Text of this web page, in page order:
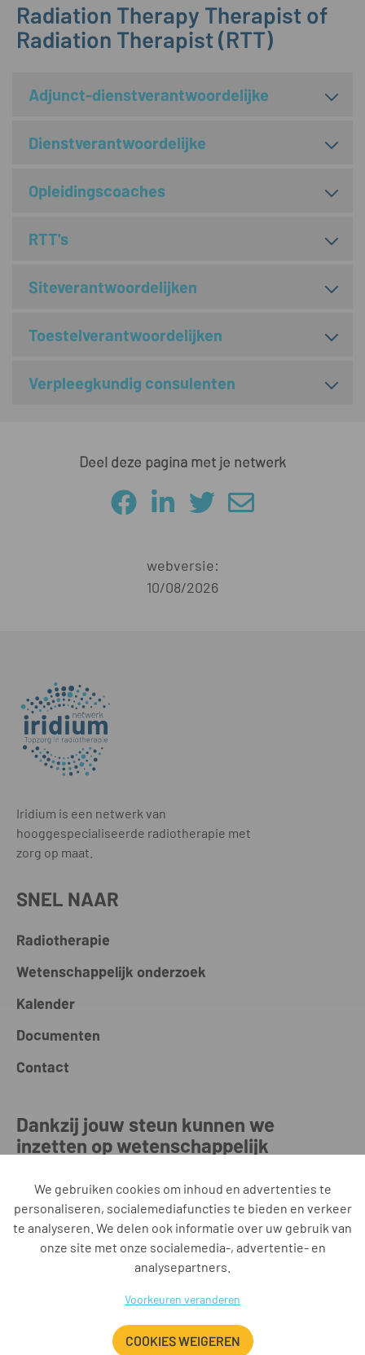
Radiation Therapy Therapist of
Radiation Therapist (RTT)
Adjunct-dienstverantwoordelijke
Dienstverantwoordelijke
Opleidingscoaches
RTT's
Siteverantwoordelijken
Toestelverantwoordelijken
Verpleegkundig consulenten
Deel deze pagina met je netwerk
webversie:
10/08/2026
Iridium is een netwerk van
hooggespecialiseerde radiotherapie met
zorg op maat.
SNEL NAAR
Radiotherapie
Wetenschappelijk onderzoek
Kalender
Documenten
Contact
Dankzij jouw steun kunnen we
inzetten op wetenschappelijk
DOE EEN GIFT
0885.546.553 RPR Antwerpen • +32 3 443 37 37 •
AZ Klina • AZ Monica • AZ Rivierenland • AZ Voorkempen • UZA •
We gebruiken cookies om inhoud en advertenties te
personaliseren, socialemediafuncties te bieden en verkeer
te analyseren. We delen ook informatie over uw gebruik van
onze site met onze socialemedia-, advertentie- en
analysepartners.
Voorkeuren veranderen
COOKIES WEIGEREN